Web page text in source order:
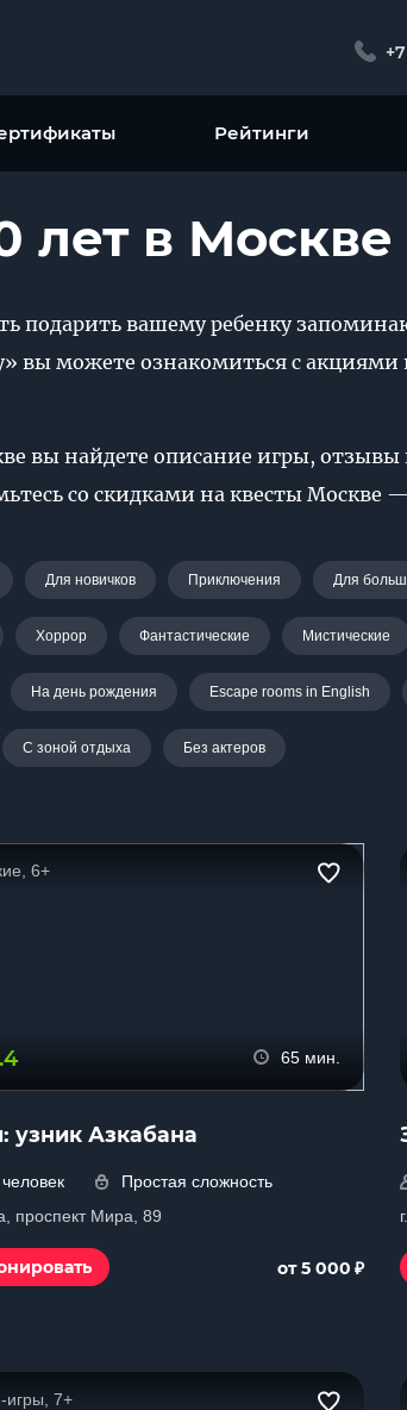
Рейтинги
лет в Москве
подарить вашему ребенку
вы можете ознакомиться с
вы найдете описание игры,
со скидками на квесты Москве
Для новичков Приключения Для
Хоррор Фантастические Мистические
На день рождения Escape rooms in English
С зоной отдыха Без актеров
6+
65 мин.
узник Азкабана
Простая сложность
проспект Мира, 89
от 5 000 ₽
игры, 7+